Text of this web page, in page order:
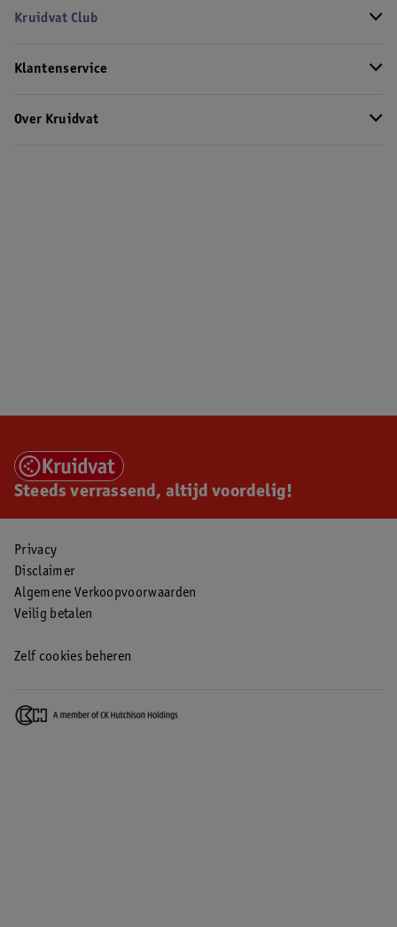
Kruidvat Club
Klantenservice
Over Kruidvat
Steeds verrassend, altijd voordelig!
Privacy
Disclaimer
Algemene Verkoopvoorwaarden
Veilig betalen
Zelf cookies beheren